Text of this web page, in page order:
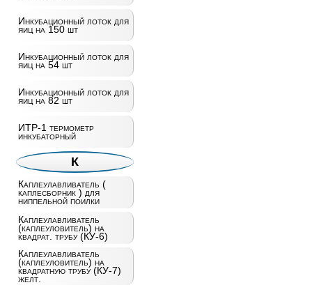
Инкубационный лоток для
яиц на 150 шт
Инкубационный лоток для
яиц на 54 шт
Инкубационный лоток для
яиц на 82 шт
ИТР-1 термометр
инкубаторный
К
Каплеулавливатель (
каплесборник ) для
ниппельной поилки
Каплеулавливатель
(каплеуловитель) на
квадрат. трубу (КУ-6)
Каплеулавливатель
(каплеуловитель) на
квадратную трубу (КУ-7)
желт.